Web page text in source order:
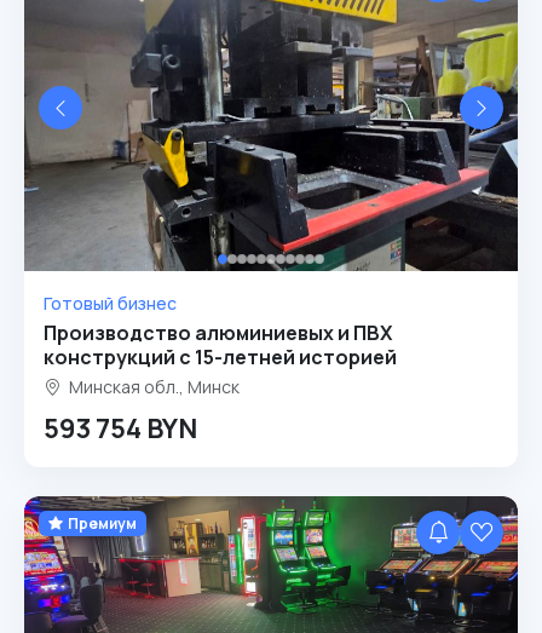
Готовый бизнес
Производство алюминиевых и ПВХ
конструкций с 15-летней историей
Минская обл., Минск
593 754 BYN
Премиум